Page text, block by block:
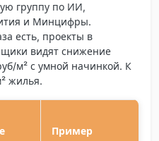
группу по ИИ,
и Минцифры.
есть, проекты в
видят снижение
м² с умной начинкой. К
жилья.
Пример